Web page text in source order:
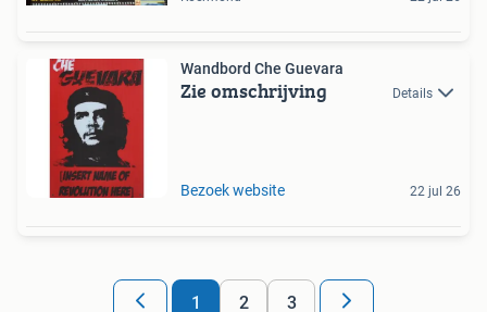
Wandbord Che Guevara
Zie omschrijving Details
Bezoek website 22 jul 26
1 2 3